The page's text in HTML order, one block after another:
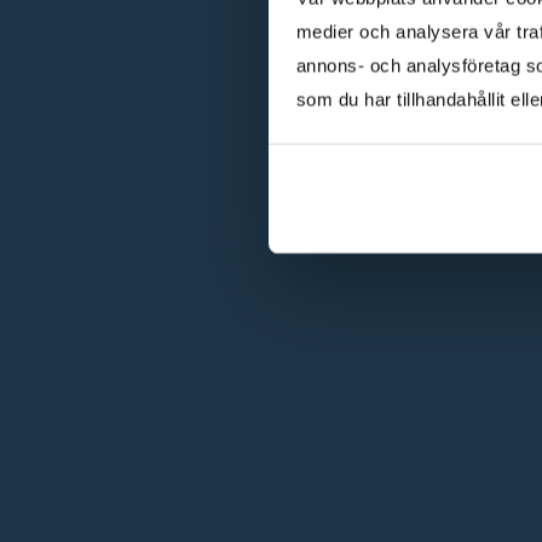
medier och analysera vår
annons- och analysföretag
som du har tillhandahållit